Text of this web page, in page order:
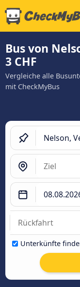
Bus von
3 CHF
Vergleiche alle
mit CheckMyBus
Unterkünfte